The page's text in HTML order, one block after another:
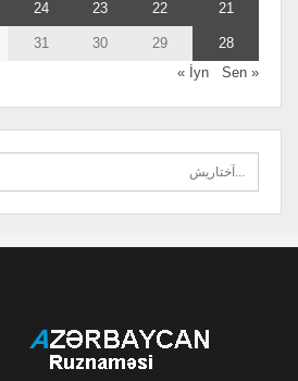
21
22
23
24
28
29
30
31
« İyn
Sen »